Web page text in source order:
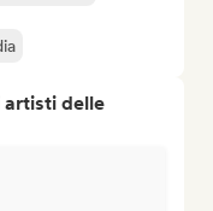
artisti delle